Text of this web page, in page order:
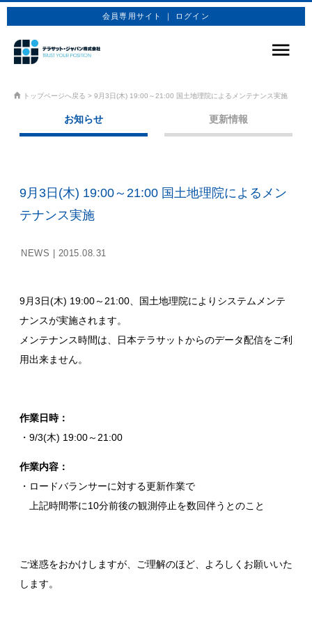
会員専用サイト ｜ ログイン
トップページへ戻る > 9月3日(木) 19:00～21:00 国土地理院によるメンテナンス実施
お知らせ 更新情報
9月3日(木) 19:00～21:00 国土地理院によるメン
テナンス実施
NEWS | 2015.08.31
9月3日(木) 19:00～21:00、国土地理院によりシステムメンテ
ナンスが実施されます。
メンテナンス時間は、日本テラサットからのデータ配信をご利
用出来ません。
作業日時：
・9/3(木) 19:00～21:00
作業内容：
・ロードバランサーに対する更新作業で
上記時間帯に10分前後の観測停止を数回伴うとのこと
ご迷惑をおかけしますが、ご理解のほど、よろしくお願いいた
します。